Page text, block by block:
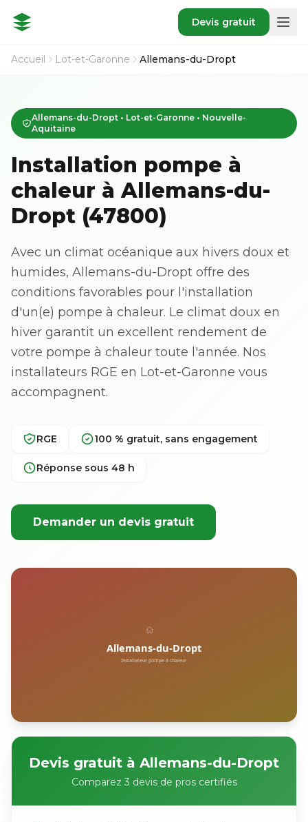
Devis gratuit
Accueil Lot-et-Garonne Allemans-du-Dropt
Allemans-du-Dropt • Lot-et-Garonne • Nouvelle-
Aquitaine
Installation pompe à
chaleur à Allemans-du-
Dropt (47800)
Avec un climat océanique aux hivers doux et
humides, Allemans-du-Dropt offre des
conditions favorables pour l'installation
d'un(e) pompe à chaleur. Le climat doux en
hiver garantit un excellent rendement de
votre pompe à chaleur toute l'année. Nos
installateurs RGE en Lot-et-Garonne vous
accompagnent.
RGE 100 % gratuit, sans engagement
Réponse sous 48 h
Demander un devis gratuit
Devis gratuit à Allemans-du-Dropt
Comparez 3 devis de pros certifiés